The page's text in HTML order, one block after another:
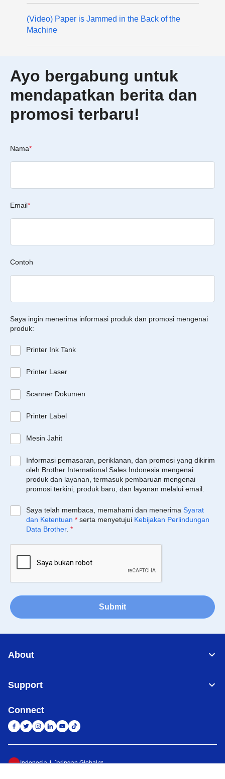
(Video) Paper is Jammed in the Back of the
Machine
Ayo bergabung untuk
mendapatkan berita dan
promosi terbaru!
Nama*
Email*
Contoh
Saya ingin menerima informasi produk dan promosi mengenai
produk:
Printer Ink Tank
Printer Laser
Scanner Dokumen
Printer Label
Mesin Jahit
Informasi pemasaran, periklanan, dan promosi yang dikirim
oleh Brother International Sales Indonesia mengenai
produk dan layanan, termasuk pembaruan mengenai
promosi terkini, produk baru, dan layanan melalui email.
Saya telah membaca, memahami dan menerima Syarat
dan Ketentuan * serta menyetujui Kebijakan Perlindungan
Data Brother. *
Submit
About
Support
Connect
Indonesia Jaringan Global